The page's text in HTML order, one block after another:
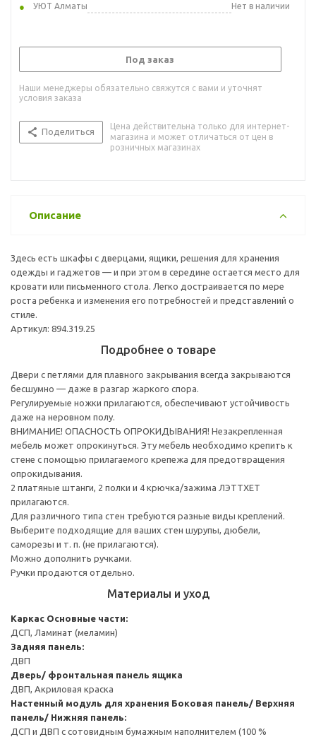
УЮТ Алматы
Нет в наличии
Под заказ
Наши менеджеры обязательно свяжутся с вами и уточнят
условия заказа
Поделиться
Цена действительна только для интернет-
магазина и может отличаться от цен в
розничных магазинах
Описание
Здесь есть шкафы с дверцами, ящики, решения для хранения
одежды и гаджетов — и при этом в середине остается место для
кровати или письменного стола. Легко достраивается по мере
роста ребенка и изменения его потребностей и представлений о
стиле.
Артикул: 894.319.25
Подробнее о товаре
Двери с петлями для плавного закрывания всегда закрываются
бесшумно — даже в разгар жаркого спора.
Регулируемые ножки прилагаются, обеспечивают устойчивость
даже на неровном полу.
ВНИМАНИЕ! ОПАСНОСТЬ ОПРОКИДЫВАНИЯ! Незакрепленная
мебель может опрокинуться. Эту мебель необходимо крепить к
стене с помощью прилагаемого крепежа для предотвращения
опрокидывания.
2 платяные штанги, 2 полки и 4 крючка/зажима ЛЭТТХЕТ
прилагаются.
Для различного типа стен требуются разные виды креплений.
Выберите подходящие для ваших стен шурупы, дюбели,
саморезы и т. п. (не прилагаются).
Можно дополнить ручками.
Ручки продаются отдельно.
Материалы и уход
Каркас Основные части:
ДСП, Ламинат (меламин)
Задняя панель:
ДВП
Дверь/ фронтальная панель ящика
ДВП, Акриловая краска
Настенный модуль для хранения Боковая панель/ Верхняя
панель/ Нижняя панель:
ДСП и ДВП с сотовидным бумажным наполнителем (100 %